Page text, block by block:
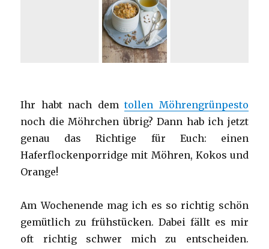
Ihr habt nach demtollen Möhrengrünpesto
noch die Möhrchen übrig? Dann hab ich jetzt
genau das Richtige für Euch: einen
Haferflockenporridge mit Möhren, Kokos und
Orange!
Am Wochenende mag ich es so richtig schön
gemütlich zu frühstücken. Dabei fällt es mir
oft richtig schwer mich zu entscheiden.